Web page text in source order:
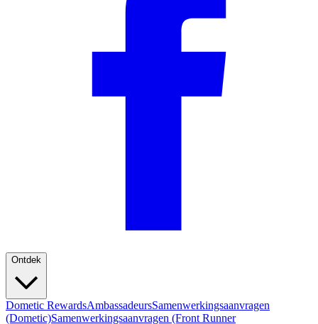
Ontdek
Dometic RewardsAmbassadeursSamenwerkingsaanvragen
(Dometic)Samenwerkingsaanvragen (Front Runner